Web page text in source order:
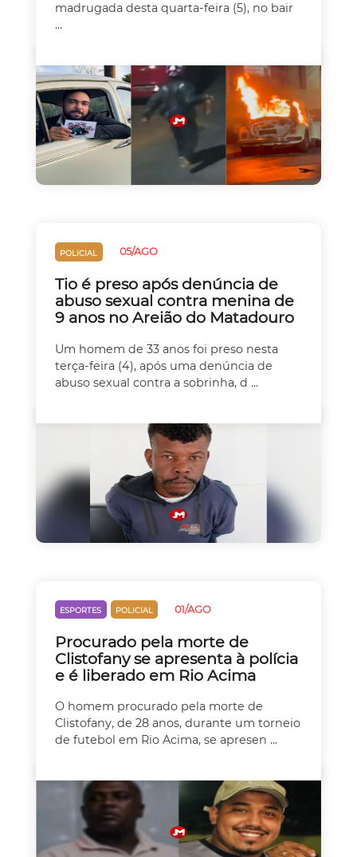
madrugada desta quarta-feira (5), no bair
...
POLICIAL 05/AGO
Tio é preso após denúncia de
abuso sexual contra menina de
9 anos no Areião do Matadouro
Um homem de 33 anos foi preso nesta
terça-feira (4), após uma denúncia de
abuso sexual contra a sobrinha, d ...
ESPORTES POLICIAL 01/AGO
Procurado pela morte de
Clistofany se apresenta à polícia
e é liberado em Rio Acima
O homem procurado pela morte de
Clistofany, de 28 anos, durante um torneio
de futebol em Rio Acima, se apresen ...